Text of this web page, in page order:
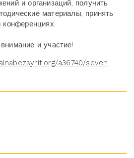
и организаций, получить
материалы, принять
конференциях.
и участие!
a36740/seven